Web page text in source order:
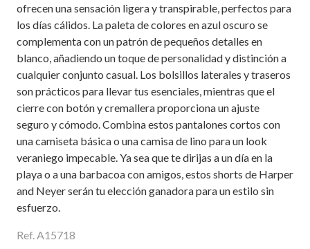
ofrecen una sensación ligera y transpirable, perfectos para
los días cálidos. La paleta de colores en azul oscuro se
complementa con un patrón de pequeños detalles en
blanco, añadiendo un toque de personalidad y distinción a
cualquier conjunto casual. Los bolsillos laterales y traseros
son prácticos para llevar tus esenciales, mientras que el
cierre con botón y cremallera proporciona un ajuste
seguro y cómodo. Combina estos pantalones cortos con
una camiseta básica o una camisa de lino para un look
veraniego impecable. Ya sea que te dirijas a un día en la
playa o a una barbacoa con amigos, estos shorts de Harper
and Neyer serán tu elección ganadora para un estilo sin
esfuerzo.
Ref. A15718